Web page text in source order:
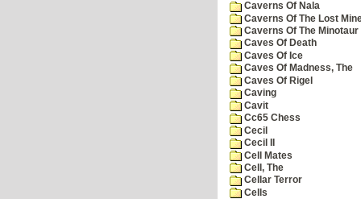
Caverns Of Nala
Caverns Of The Lost
Caverns Of The Minotaur
Caves Of Death
Caves Of Ice
Caves Of Madness, The
Caves Of Rigel
Caving
Cavit
Cc65 Chess
Cecil
Cecil II
Cell Mates
Cell, The
Cellar Terror
Cells